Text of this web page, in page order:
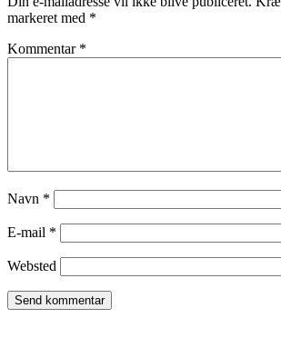
markeret med *
Kommentar *
Navn *
E-mail *
Websted